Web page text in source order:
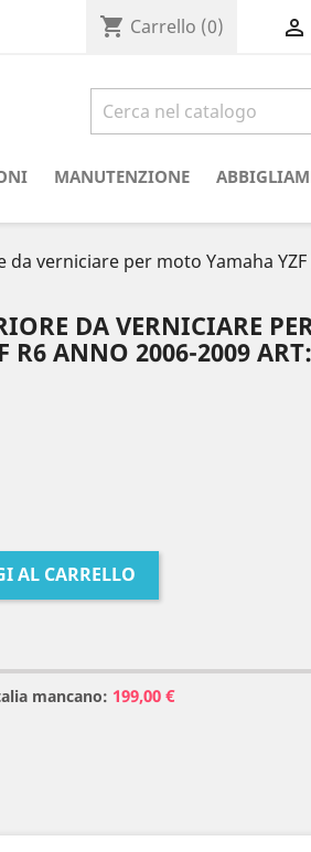
shopping_cart Carrello (0) 
MANUTENZIONE
verniciare per moto Yamaha YZF
DA VERNICIARE
R6 ANNO 2006-2009
AL CARRELLO
mancano: 199,00 €